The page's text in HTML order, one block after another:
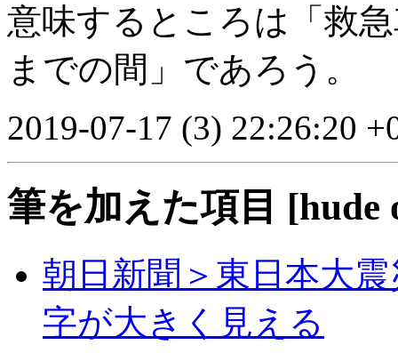
意味するところは「救
までの間」であろう。
2019-07-17 (3) 22:26:20
筆を加えた項目 [hude
朝日新聞＞東日本大
字が大きく見える